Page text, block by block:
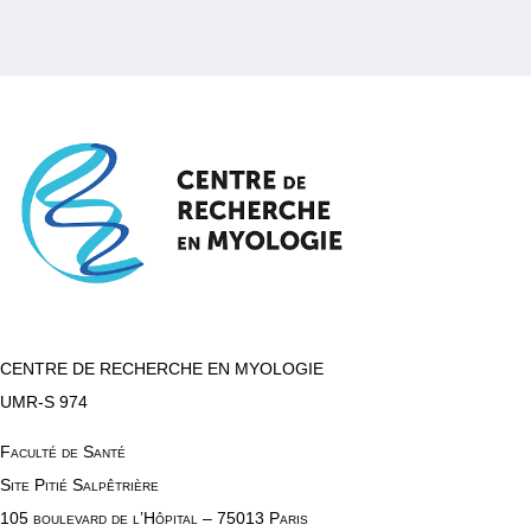
CENTRE DE RECHERCHE EN MYOLOGIE
UMR-S 974
Faculté de Santé
Site Pitié Salpêtrière
105 boulevard de l’Hôpital – 75013 Paris